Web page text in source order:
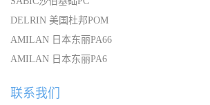
DELRIN 美国杜邦POM
AMILAN 日本东丽PA66
AMILAN 日本东丽PA6
联系我们